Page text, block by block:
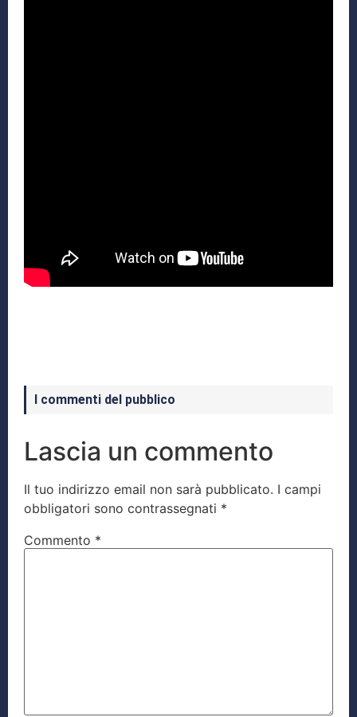
I commenti del pubblico
Lascia un commento
Il tuo indirizzo email non sarà pubblicato. I campi
obbligatori sono contrassegnati *
Commento *